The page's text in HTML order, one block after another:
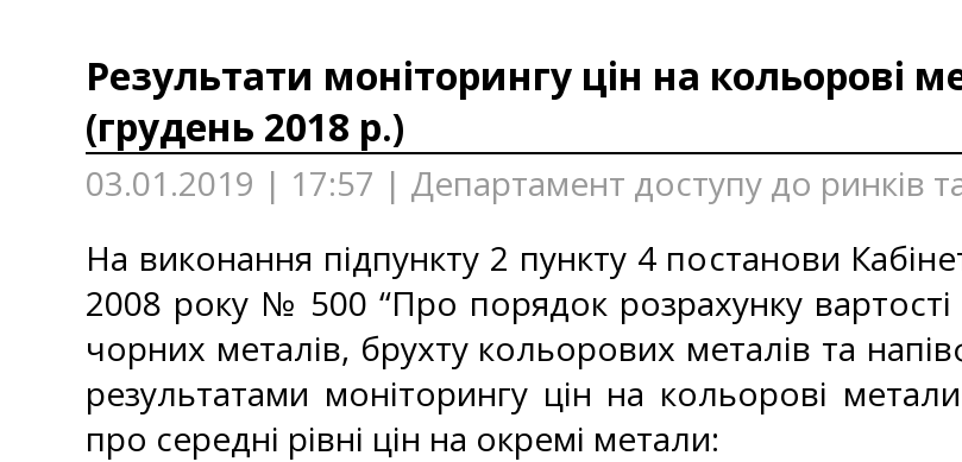
Результати моніторингу цін на кольорові
(грудень 2018 р.)
03.01.2019 | 17:57 | Департамент доступу до ринків
На виконання підпункту 2 пункту 4 постанови
2008 року № 500 “Про порядок розрахунку
чорних металів, брухту кольорових металів та
результатами моніторингу цін на кольорові
про середні рівні цін на окремі метали: